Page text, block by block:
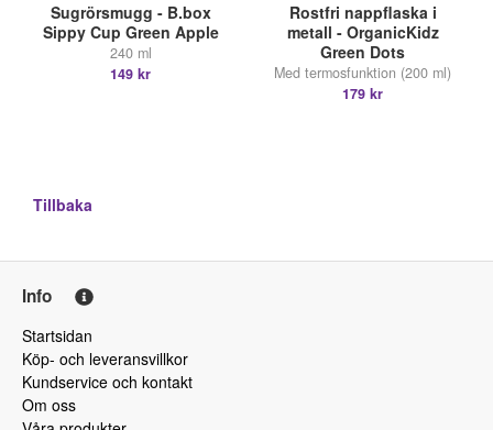
Sugrörsmugg - B.box
Sippy Cup Green Apple
240 ml
149 kr
Rostfri nappflaska i
metall - OrganicKidz
Green Dots
Med termosfunktion (200 ml)
179 kr
Tillbaka
Info
Startsidan
Köp- och leveransvillkor
Kundservice och kontakt
Om oss